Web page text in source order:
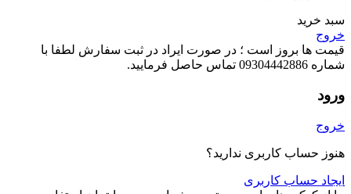
سبد خرید
خروج
قیمت ها بروز است ؛ در صورت ایراد در ثبت سفارش لطفا با
شماره 09304442886 تماس حاصل فرمایید.
ورود
خروج
هنوز حساب کاربری ندارید؟
ایجاد حساب کاربری